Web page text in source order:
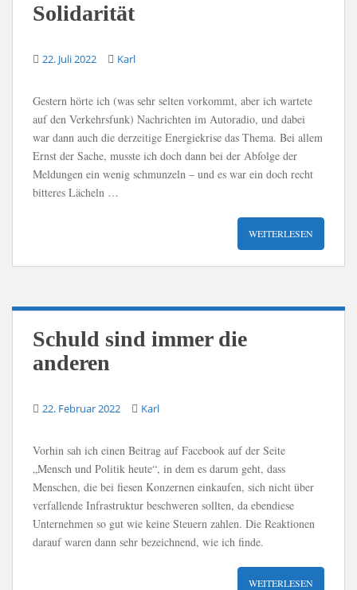
Solidarität
22. Juli 2022 Karl
Gestern hörte ich (was sehr selten vorkommt, aber ich wartete
auf den Verkehrsfunk) Nachrichten im Autoradio, und dabei
war dann auch die derzeitige Energiekrise das Thema. Bei allem
Ernst der Sache, musste ich doch dann bei der Abfolge der
Meldungen ein wenig schmunzeln – und es war ein doch recht
bitteres Lächeln …
WEITERLESEN
Schuld sind immer die
anderen
22. Februar 2022 Karl
Vorhin sah ich einen Beitrag auf Facebook auf der Seite
„Mensch und Politik heute“, in dem es darum geht, dass
Menschen, die bei fiesen Konzernen einkaufen, sich nicht über
verfallende Infrastruktur beschweren sollten, da ebendiese
Unternehmen so gut wie keine Steuern zahlen. Die Reaktionen
darauf waren dann sehr bezeichnend, wie ich finde.
WEITERLESEN